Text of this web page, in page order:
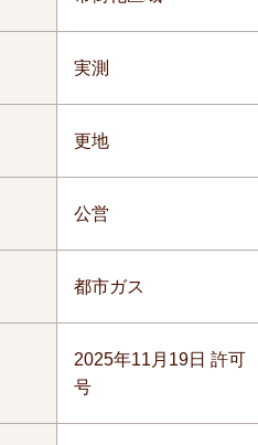
実測
更地
公営
都市ガス
2025年11月19日 許
号